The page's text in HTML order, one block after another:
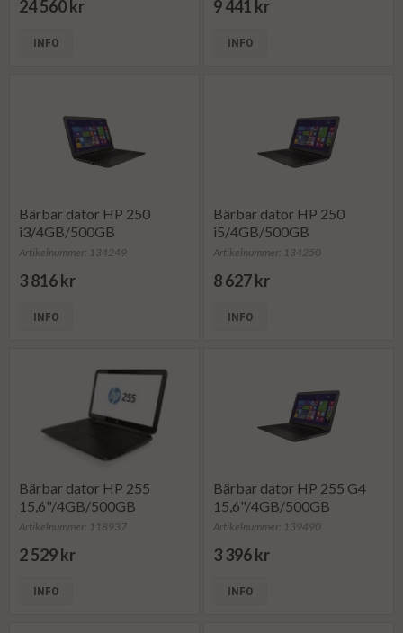
24 560 kr
INFO
9 441 kr
INFO
Bärbar dator HP 250
i3/4GB/500GB
Artikelnummer: 134249
3 816 kr
INFO
Bärbar dator HP 250
i5/4GB/500GB
Artikelnummer: 134250
8 627 kr
INFO
Bärbar dator HP 255
15,6"/4GB/500GB
Artikelnummer: 118937
2 529 kr
INFO
Bärbar dator HP 255 G4
15,6"/4GB/500GB
Artikelnummer: 139490
3 396 kr
INFO